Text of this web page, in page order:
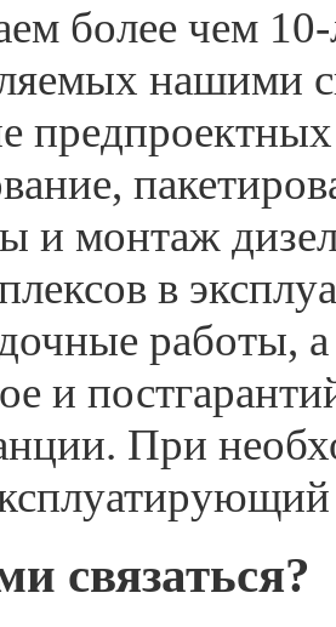
более чем
нашими
и монтаж
в
работы,
и
При
связаться?